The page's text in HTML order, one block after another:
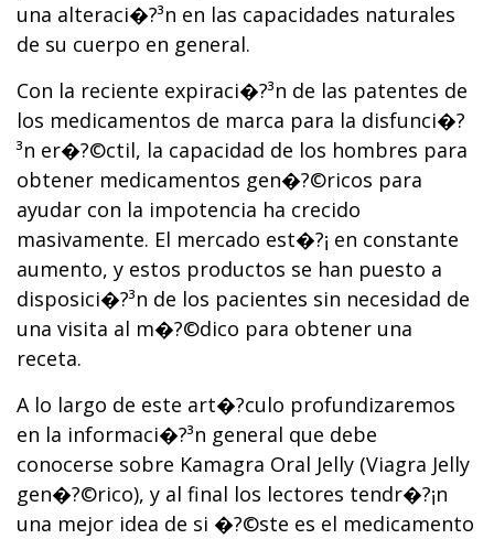
una alteraci�?³n en las capacidades naturales
de su cuerpo en general.
Con la reciente expiraci�?³n de las patentes de
los medicamentos de marca para la disfunci�?
³n er�?©ctil, la capacidad de los hombres para
obtener medicamentos gen�?©ricos para
ayudar con la impotencia ha crecido
masivamente. El mercado est�?¡ en constante
aumento, y estos productos se han puesto a
disposici�?³n de los pacientes sin necesidad de
una visita al m�?©dico para obtener una
receta.
A lo largo de este art�?­culo profundizaremos
en la informaci�?³n general que debe
conocerse sobre Kamagra Oral Jelly (Viagra Jelly
gen�?©rico), y al final los lectores tendr�?¡n
una mejor idea de si �?©ste es el medicamento